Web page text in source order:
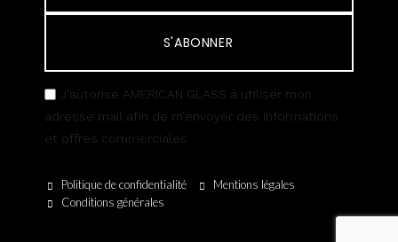
S'ABONNER
J’autorise AMERICAN GLASS à utiliser mon
adresse mail afin de m’envoyer des informations
et offres commerciales
Politique de confidentialité
Mentions légales
Conditions générales